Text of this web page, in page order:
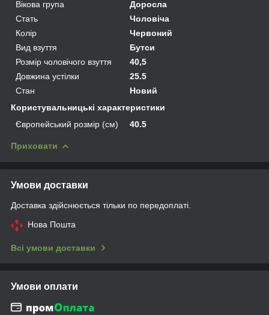
Вікова група
Доросла
Стать
Чоловіча
Колір
Червоний
Вид взуття
Бутси
Розмір чоловічого взуття
40,5
Довжина устілки
25.5
Стан
Новий
Користувальницькі характеристики
Європейський розмір (см)
40.5
Приховати
Умови доставки
Доставка здійснюється тільки по передоплаті.
Нова Пошта
Всі умови доставки
Умови оплати